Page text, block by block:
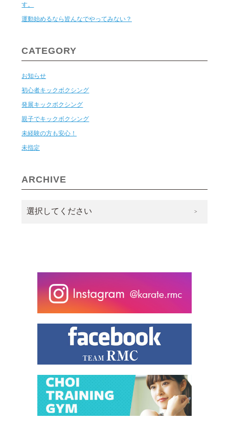
す。
運動始めるなら皆んなでやってみない？
CATEGORY
お知らせ
初心者キックボクシング
発展キックボクシング
親子でキックボクシング
未経験の方も安心！
未指定
ARCHIVE